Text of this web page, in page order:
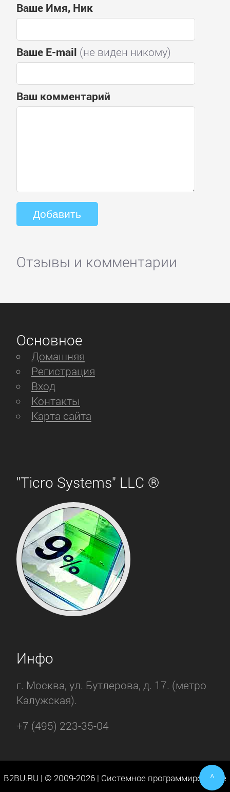
Ваше Имя, Ник
Ваше E-mail (не виден никому)
Ваш комментарий
Отзывы и комментарии
Основное
Домашняя
Регистрация
Вход
Контакты
Карта сайта
"Ticro Systems" LLC ®
Инфо
г. Москва, ул. Бутлерова, д. 17. (метро
Калужская).
+7 (495) 223-35-04
B2BU.RU | © 2009-2026 | Системное программирование
^